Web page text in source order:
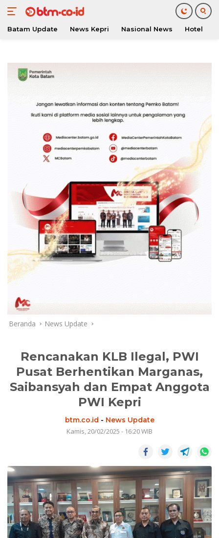
konten
Batam Update News Kepri Nasional News Hotel
Beranda News Update
Rencanakan KLB Ilegal, PWI
Pusat Berhentikan Marganas,
Saibansyah dan Empat Anggota
PWI Kepri
btm.co.id - News Update
Kamis, 20/02/2025 - 16:20 WIB